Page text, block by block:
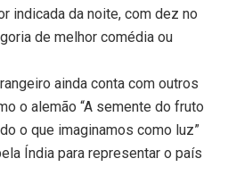
indicada da noite, com dez no
de melhor comédia ou
ainda conta com outros
o alemão “A semente do fruto
o que imaginamos como luz”
Índia para representar o país